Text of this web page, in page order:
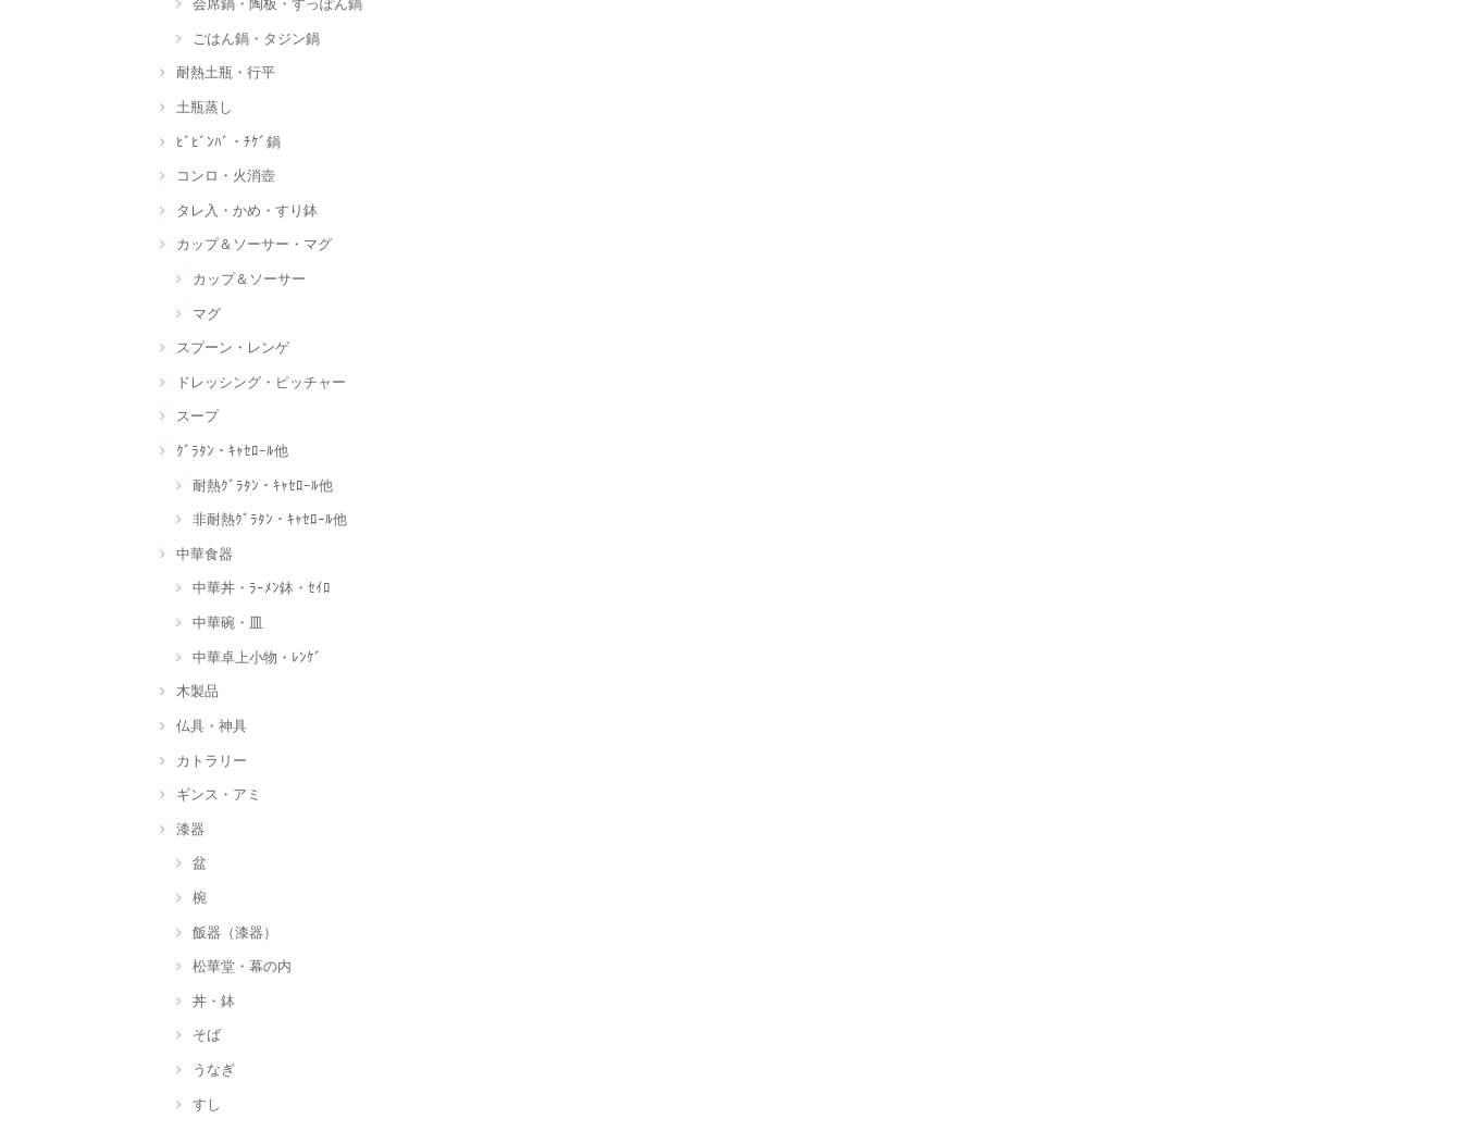
ごはん鍋・タジン鍋
耐熱土瓶・行平
土瓶蒸し
ﾋﾞﾋﾞﾝﾊﾞ・ﾁｹﾞ鍋
コンロ・火消壺
タレ入・かめ・すり鉢
カップ＆ソーサー・マグ
カップ＆ソーサー
マグ
スプーン・レンゲ
ドレッシング・ピッチャー
スープ
ｸﾞﾗﾀﾝ・ｷｬｾﾛｰﾙ他
耐熱ｸﾞﾗﾀﾝ・ｷｬｾﾛｰﾙ他
非耐熱ｸﾞﾗﾀﾝ・ｷｬｾﾛｰﾙ他
中華食器
中華丼・ﾗｰﾒﾝ鉢・ｾｲﾛ
中華碗・皿
中華卓上小物・ﾚﾝｹﾞ
木製品
仏具・神具
カトラリー
ギンス・アミ
漆器
盆
椀
飯器（漆器）
松華堂・幕の内
丼・鉢
そば
うなぎ
すし